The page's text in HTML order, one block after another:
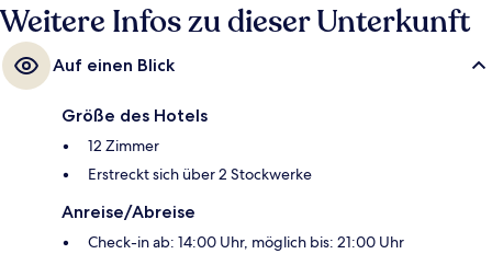
Weitere Infos zu dieser Unterkunft
Auf einen Blick
Größe des Hotels
12 Zimmer
Erstreckt sich über 2 Stockwerke
Anreise/Abreise
Check-in ab: 14:00 Uhr, möglich bis: 21:00 Uhr